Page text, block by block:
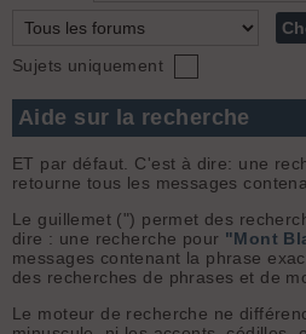
Sujets uniquement
Aide sur la recherche
ET par défaut. C'est à dire: une
retourne tous les messages
Le guillemet (") permet des
dire : une recherche pour "Mont
messages contenant la phrase
des recherches de phrases et de
Le moteur de recherche ne